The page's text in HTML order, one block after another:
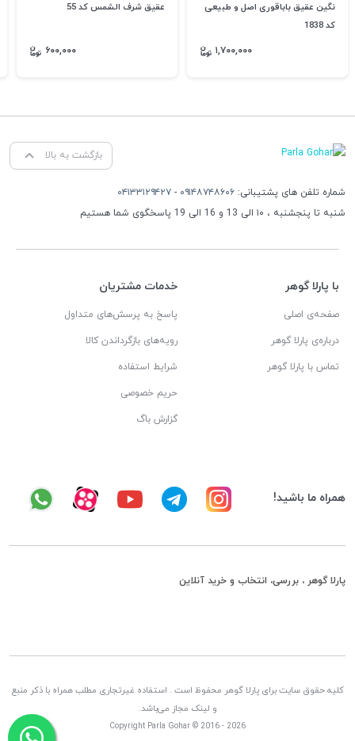
نگین عقیق باباقوری اصل و طبیعی
کد 1838
۱,۷۰۰,۰۰۰
عقیق شرف الشمس کد 55
۶۰۰,۰۰۰
بازگشت به بالا
شماره تلفن های پشتیبانی: ۰۹۱۴۸۷۴۸۶۰۶ - ۰۴۱۳۳۱۲۹۴۲۷
شنبه تا پنجشنبه ، ۱۰ الی 13 و 16 الی 19 پاسخگوی شما هستیم
با پارلا گوهر
صفحه‌ی اصلی
درباره‌ی پارلا گوهر
تماس با پارلا گوهر
خدمات مشتریان
پاسخ به پرسش‌های متداول
رویه‌های بازگرداندن کالا
شرایط استفاده
حریم خصوصی
گزارش باگ
همراه ما باشید!
پارلا گوهر ، بررسی، انتخاب و خرید آنلاین
کلیه حقوق سایت برای پارلا گوهر محفوظ است . استفاده غیرتجاری مطلب همراه با ذکر منبع
و لینک مجاز می‌باشد.
Copyright Parla Gohar © 2016 - 2026